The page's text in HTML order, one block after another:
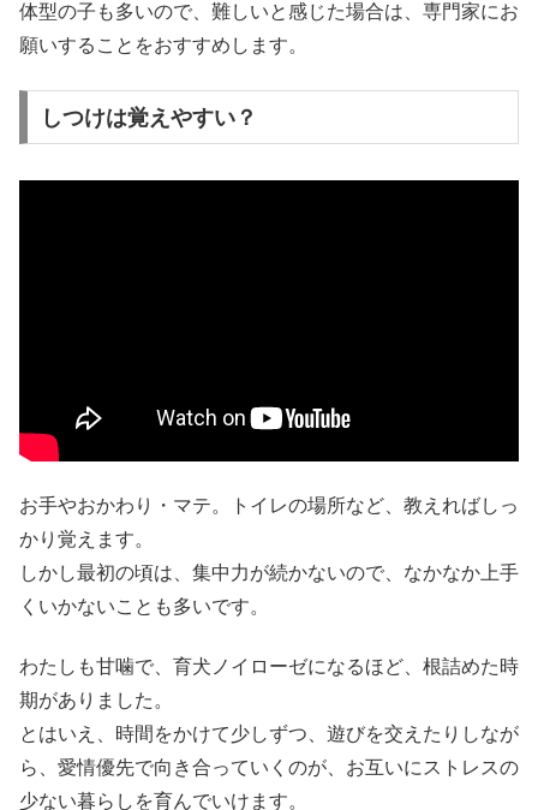
体型の子も多いので、難しいと感じた場合は、専門家にお
願いすることをおすすめします。
しつけは覚えやすい？
お手やおかわり・マテ。トイレの場所など、教えればしっ
かり覚えます。
しかし最初の頃は、集中力が続かないので、なかなか上手
くいかないことも多いです。
わたしも甘噛で、育犬ノイローゼになるほど、根詰めた時
期がありました。
とはいえ、時間をかけて少しずつ、遊びを交えたりしなが
ら、愛情優先で向き合っていくのが、お互いにストレスの
少ない暮らしを育んでいけます。